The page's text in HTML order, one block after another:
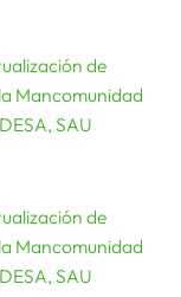
de
Mancomunidad
SAU
de
Mancomunidad
SAU